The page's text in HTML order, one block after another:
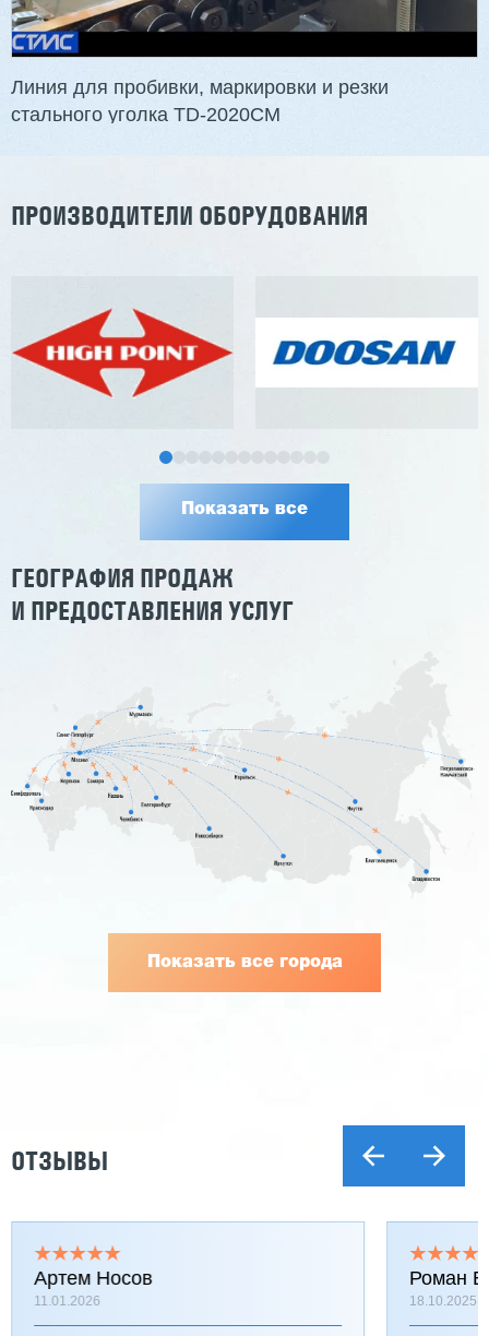
Линия для пробивки, маркировки и резки
стального уголка TD-2020CM
ПРОИЗВОДИТЕЛИ ОБОРУДОВАНИЯ
Показать все
ГЕОГРАФИЯ ПРОДАЖ
И ПРЕДОСТАВЛЕНИЯ УСЛУГ
Показать все города
ОТЗЫВЫ
Артем Носов
11.01.2026
Роман
18.10.2025